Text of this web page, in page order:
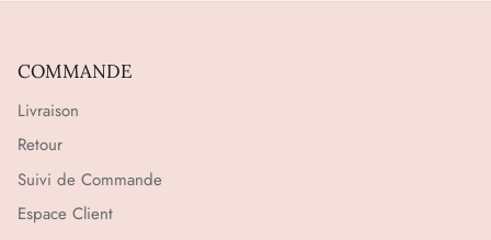
COMMANDE
Livraison
Retour
Suivi de Commande
Espace Client